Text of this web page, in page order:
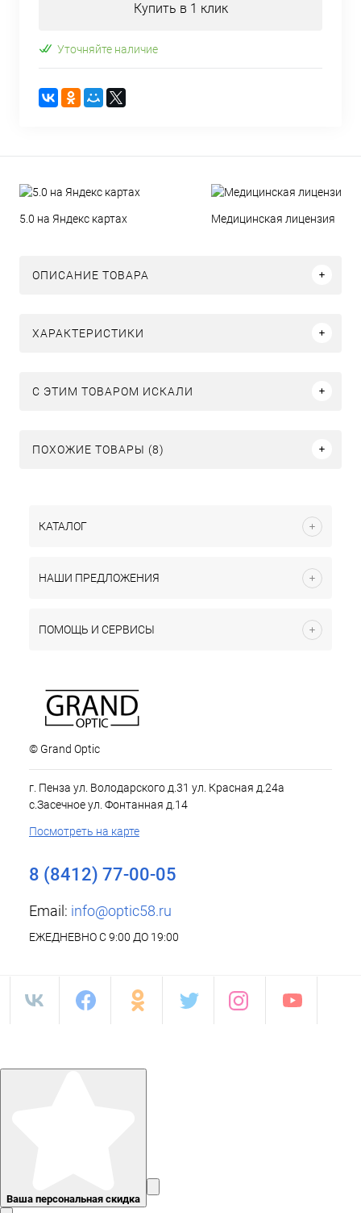
Купить в 1 клик
Уточняйте наличие
5.0 на Яндекс картах Медицинская лицензия
ОПИСАНИЕ ТОВАРА
ХАРАКТЕРИСТИКИ
C ЭТИМ ТОВАРОМ ИСКАЛИ
ПОХОЖИЕ ТОВАРЫ (8)
КАТАЛОГ
НАШИ ПРЕДЛОЖЕНИЯ
ПОМОЩЬ И СЕРВИСЫ
© Grand Optic
г. Пенза ул. Володарского д.31 ул. Красная д.24а
с.Засечное ул. Фонтанная д.14
Посмотреть на карте
8 (8412) 77-00-05
Email: info@optic58.ru
ЕЖЕДНЕВНО С 9:00 ДО 19:00
Ваша персональная скидка